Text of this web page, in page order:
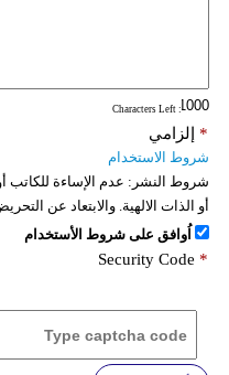
: Characters Left
إلزامي *
شروط الاستخدام
شروط النشر: عدم الإساءة للكاتب
أو الذات الالهية. والابتعاد عن
اُوافق على شروط الأستخدام
Security Code *